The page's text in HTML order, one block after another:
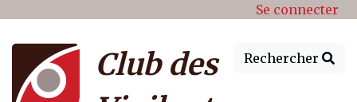
Menu du compte de Se connecter
Rechercher
Club des